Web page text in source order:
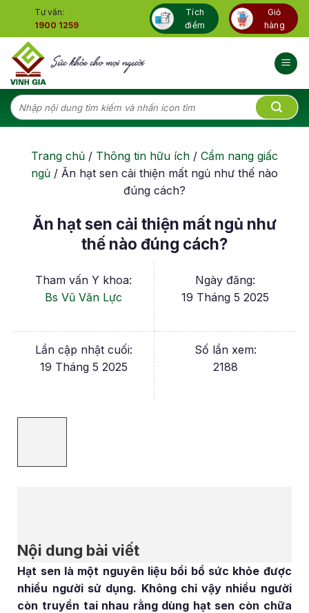
content
Tư vấn:
1900 1259
Tích
điểm
Giỏ
hàng
Tìm
kiếm:
Trang chủ / Thông tin hữu ích / Cẩm nang giấc
ngủ / Ăn hạt sen cải thiện mất ngủ như thế nào
đúng cách?
Ăn hạt sen cải thiện mất ngủ như
thế nào đúng cách?
Tham vấn Y khoa:
Bs Vũ Văn Lực
Ngày đăng:
19 Tháng 5 2025
Lần cập nhật cuối:
19 Tháng 5 2025
Số lần xem:
2188
Nội dung bài viết
Hạt sen là một nguyên liệu bồi bổ sức khỏe được
nhiều người sử dụng. Không chỉ vậy nhiều người
còn truyền tai nhau rằng dùng hạt sen còn chữa